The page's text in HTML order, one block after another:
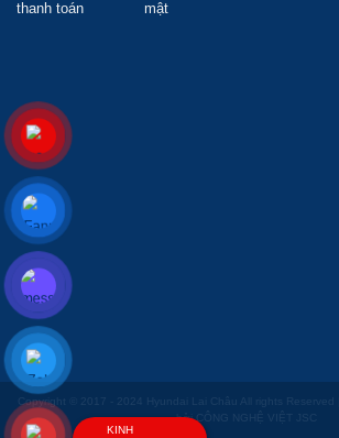
thanh toán
mật
Copyright © 2017 - 2024 Hyundai Lai Châu All rights Reserved
bởi CÔNG NGHỆ VIỆT JSC
KINH